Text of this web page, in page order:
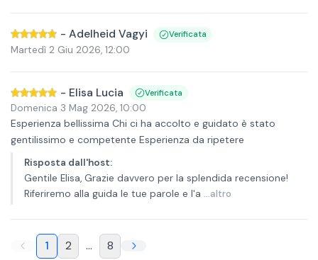
- Adelheid Vagyi Verificata
Martedì 2 Giu 2026, 12:00
- Elisa Lucia Verificata
Domenica 3 Mag 2026, 10:00
Esperienza bellissima Chi ci ha accolto e guidato è stato
gentilissimo e competente Esperienza da ripetere
Risposta dall'host:
Gentile Elisa, Grazie davvero per la splendida recensione!
Riferiremo alla guida le tue parole e l'a ...altro
1 2 ... 8